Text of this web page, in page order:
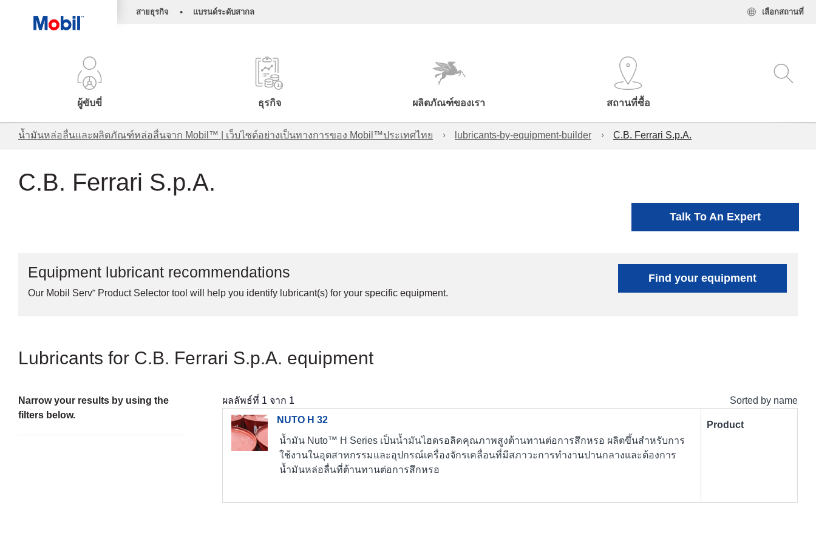
สายธุรกิจ • แบรนด์ระดับสากล เลือกสถานที่
ผู้ขับขี่ ธุรกิจ ผลิตภัณฑ์ของเรา สถานที่ซื้อ
น้ำมันหล่อลื่นและผลิตภัณฑ์หล่อลื่นจาก Mobil™ | เว็บไซต์อย่างเป็นทางการของ Mobil™ประเทศไทย lubricants-by-equipment-builder C.B. Ferrari S.p.A.
C.B. Ferrari S.p.A.
Talk To An Expert
Equipment lubricant recommendations
Our Mobil Serv℠ Product Selector tool will help you identify lubricant(s) for your specific equipment.
Find your equipment
Lubricants for C.B. Ferrari S.p.A. equipment
Narrow your results by using the
filters below.
ผลลัพธ์ที่ 1 จาก 1
Sorted by name
NUTO H 32
น้ำมัน Nuto™ H Series เป็นน้ำมันไฮดรอลิคคุณภาพสูงต้านทานต่อการสึกหรอ ผลิตขึ้นสำหรับการ
ใช้งานในอุตสาหกรรมและอุปกรณ์เครื่องจักรเคลื่อนที่มีสภาวะการทำงานปานกลางและต้องการ
น้ำมันหล่อลื่นที่ต้านทานต่อการสึกหรอ
Product